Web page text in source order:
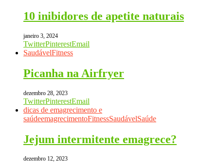
10 inibidores de apetite naturais
janeiro 3, 2024
TwitterPinterestEmail
SaudávelFitness
Picanha na Airfryer
dezembro 28, 2023
TwitterPinterestEmail
dicas de emagrecimento e
saúdeemagrecimentoFitnessSaudávelSaúde
Jejum intermitente emagrece?
dezembro 12, 2023